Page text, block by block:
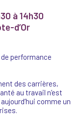
à 14h30
d’Or
performance
des carrières,
au travail n’est
comme un